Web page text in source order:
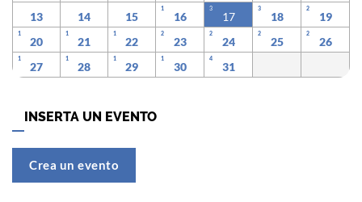
13
14 15
1
16
3
17
3
18
2
19
1
20
1
21
1
22
2
23
2
24
2
25
2
26
1
27
1
28
1
29
1
30
4
31
INSERTA UN EVENTO
Crea un evento